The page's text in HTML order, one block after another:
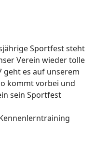
Sportfest steht
Verein wieder tolle
geht es auf unserem
kommt vorbei und
sein Sportfest